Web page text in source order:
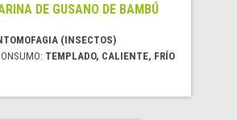
DE GUSANO DE BAMBÚ
(INSECTOS)
TEMPLADO, CALIENTE, FRÍO